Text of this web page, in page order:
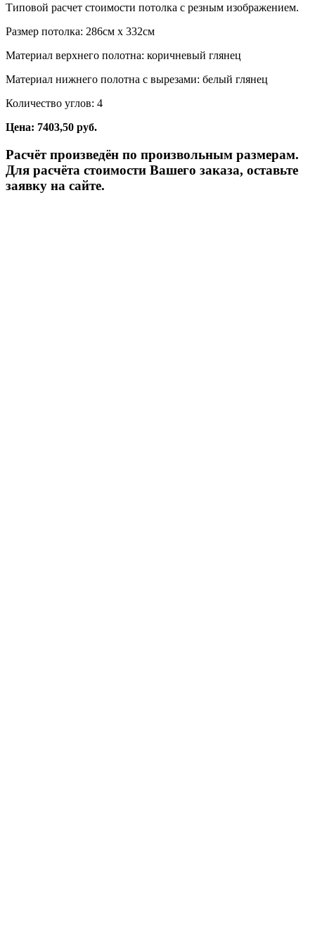
Типовой расчет стоимости потолка с резным изображением.
Размер потолка: 286см x 332см
Материал верхнего полотна: коричневый глянец
Материал нижнего полотна с вырезами: белый глянец
Количество углов: 4
Цена: 7403,50 руб.
Расчёт произведён по произвольным размерам.
Для расчёта стоимости Вашего заказа, оставьте
заявку на сайте.